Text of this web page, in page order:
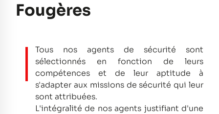
Fougères
Tous nos agents de sécurité sont
sélectionnés en fonction de leurs
compétences et de leur aptitude à
s'adapter aux missions de sécurité qui leur
sont attribuées.
L'intégralité de nos agents justifiant d'une